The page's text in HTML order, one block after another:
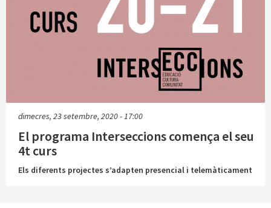
dimecres, 23 setembre, 2020 - 17:00
El programa Interseccions comença el seu
4t curs
Els diferents projectes s’adapten presencial i telemàticament